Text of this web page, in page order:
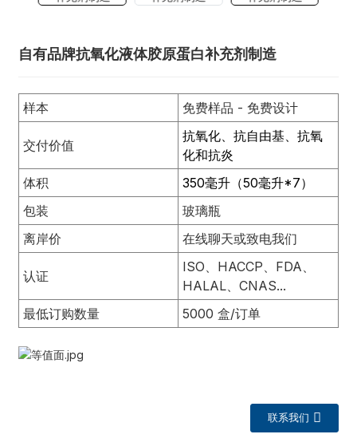
自有品牌抗氧化液体胶原蛋白补充剂制造
样本 免费样品 - 免费设计
交付价值
抗氧化、抗自由基、抗氧
化和抗炎
体积
350毫升（50毫升*7）
包装
玻璃瓶
离岸价
在线聊天或致电我们
认证
ISO、HACCP、FDA、
HALAL、CNAS...
最低订购数量
5000 盒/订单
联系我们